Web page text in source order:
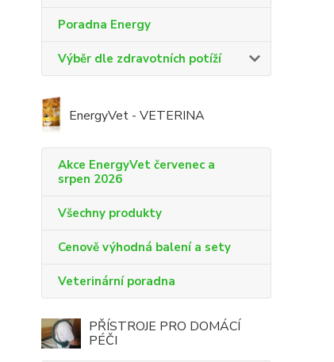
Poradna Energy
Výběr dle zdravotních potíží
EnergyVet - VETERINA
Akce EnergyVet červenec a
srpen 2026
Všechny produkty
Cenově výhodná balení a sety
Veterinární poradna
PŘÍSTROJE PRO DOMÁCÍ
PÉČI